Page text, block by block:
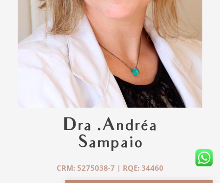
Dra .Andréa
Sampaio
CRM: 5275038-7 | RQE: 34460